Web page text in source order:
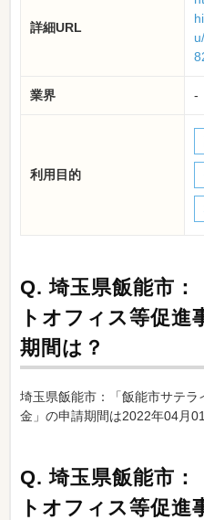
詳細URL
業界 -
利用目的
Q. 埼玉県飯能市：
トオフィス等促進
期間は？
埼玉県飯能市：「飯能市サテ
金」の申請期間は2022年04月
Q. 埼玉県飯能市：
トオフィス等促進